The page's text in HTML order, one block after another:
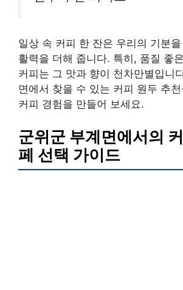
일상 속 커피 한 잔은 우리의 기분
활력을 더해 줍니다. 특히, 품질 좋
커피는 그 맛과 향이 천차만별입니
면에서 찾을 수 있는 커피 원두 추
커피 경험을 만들어 보세요.
군위군 부계면에서의
페 선택 가이드